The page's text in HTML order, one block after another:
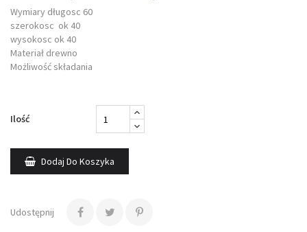
Wymiary długosc 60
szerokosc ok 40
wysokosc ok 40
Materiał drewno
Możliwość składania
Ilość
Dodaj Do Koszyka
Udostępnij